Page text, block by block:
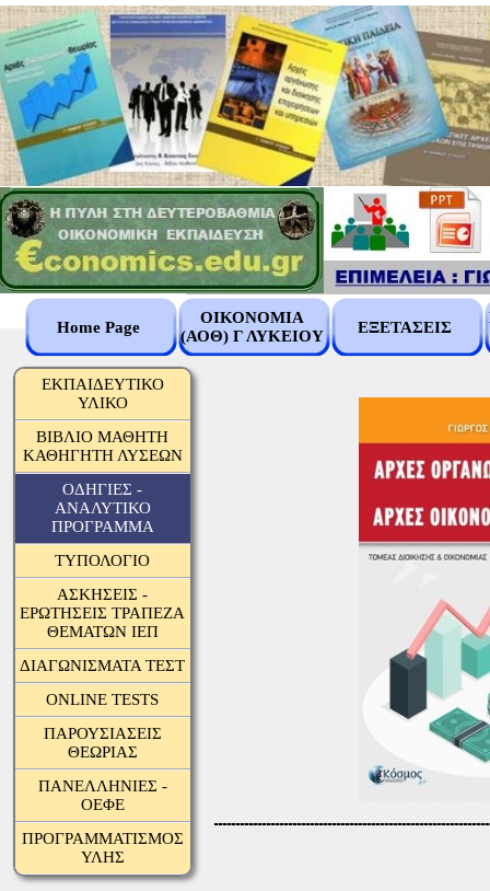
Home Page
ΟΙΚΟΝΟΜΙΑ
(ΑΟΘ) Γ ΛΥΚΕΙΟΥ
ΕΞΕΤΑΣΕΙΣ
ΕΚΠΑΙΔΕΥΤΙΚΟ
ΥΛΙΚΟ
ΒΙΒΛΙΟ ΜΑΘΗΤΗ
ΚΑΘΗΓΗΤΗ ΛΥΣΕΩΝ
ΟΔΗΓΙΕΣ -
ΑΝΑΛΥΤΙΚΟ
ΠΡΟΓΡΑΜΜΑ
ΤΥΠΟΛΟΓΙΟ
ΑΣΚΗΣΕΙΣ -
ΕΡΩΤΗΣΕΙΣ ΤΡΑΠΕΖΑ
ΘΕΜΑΤΩΝ ΙΕΠ
ΔΙΑΓΩΝΙΣΜΑΤΑ ΤΕΣΤ
ONLINE TESTS
ΠΑΡΟΥΣΙΑΣΕΙΣ
ΘΕΩΡΙΑΣ
ΠΑΝΕΛΛΗΝΙΕΣ -
ΟΕΦΕ
ΠΡΟΓΡΑΜΜΑΤΙΣΜΟΣ
ΥΛΗΣ